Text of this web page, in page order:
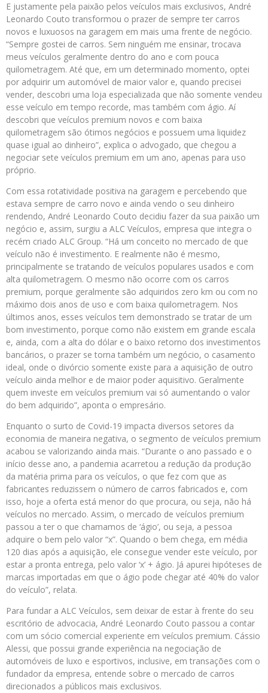
E justamente pela paixão pelos veículos mais exclusivos, André
Leonardo Couto transformou o prazer de sempre ter carros
novos e luxuosos na garagem em mais uma frente de negócio.
“Sempre gostei de carros. Sem ninguém me ensinar, trocava
meus veículos geralmente dentro do ano e com pouca
quilometragem. Até que, em um determinado momento, optei
por adquirir um automóvel de maior valor e, quando precisei
vender, descobri uma loja especializada que não somente vendeu
esse veículo em tempo recorde, mas também com ágio. Aí
descobri que veículos premium novos e com baixa
quilometragem são ótimos negócios e possuem uma liquidez
quase igual ao dinheiro”, explica o advogado, que chegou a
negociar sete veículos premium em um ano, apenas para uso
próprio.
Com essa rotatividade positiva na garagem e percebendo que
estava sempre de carro novo e ainda vendo o seu dinheiro
rendendo, André Leonardo Couto decidiu fazer da sua paixão um
negócio e, assim, surgiu a ALC Veículos, empresa que integra o
recém criado ALC Group. “Há um conceito no mercado de que
veículo não é investimento. E realmente não é mesmo,
principalmente se tratando de veículos populares usados e com
alta quilometragem. O mesmo não ocorre com os carros
premium, porque geralmente são adquiridos zero km ou com no
máximo dois anos de uso e com baixa quilometragem. Nos
últimos anos, esses veículos tem demonstrado se tratar de um
bom investimento, porque como não existem em grande escala
e, ainda, com a alta do dólar e o baixo retorno dos investimentos
bancários, o prazer se torna também um negócio, o casamento
ideal, onde o divórcio somente existe para a aquisição de outro
veículo ainda melhor e de maior poder aquisitivo. Geralmente
quem investe em veículos premium vai só aumentando o valor
do bem adquirido”, aponta o empresário.
Enquanto o surto de Covid-19 impacta diversos setores da
economia de maneira negativa, o segmento de veículos premium
acabou se valorizando ainda mais. “Durante o ano passado e o
início desse ano, a pandemia acarretou a redução da produção
da matéria prima para os veículos, o que fez com que as
fabricantes reduzissem o número de carros fabricados e, com
isso, hoje a oferta está menor do que procura, ou seja, não há
veículos no mercado. Assim, o mercado de veículos premium
passou a ter o que chamamos de ‘ágio’, ou seja, a pessoa
adquire o bem pelo valor “x”. Quando o bem chega, em média
120 dias após a aquisição, ele consegue vender este veículo, por
estar a pronta entrega, pelo valor ‘x’ + ágio. Já apurei hipóteses de
marcas importadas em que o ágio pode chegar até 40% do valor
do veículo”, relata.
Para fundar a ALC Veículos, sem deixar de estar à frente do seu
escritório de advocacia, André Leonardo Couto passou a contar
com um sócio comercial experiente em veículos premium. Cássio
Alessi, que possui grande experiência na negociação de
automóveis de luxo e esportivos, inclusive, em transações com o
fundador da empresa, entende sobre o mercado de carros
direcionados a públicos mais exclusivos.